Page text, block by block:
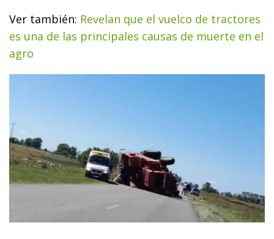
Ver también: Revelan que el vuelco de tractores
es una de las principales causas de muerte en el
agro